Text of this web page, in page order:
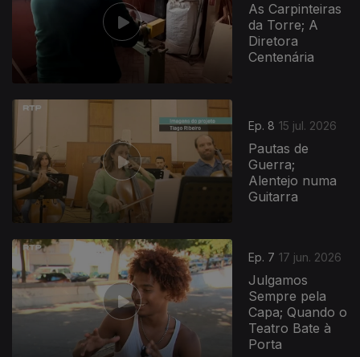
As Carpinteiras
da Torre; A
Diretora
Centenária
Ep. 8 15 jul. 2026
Pautas de
Guerra;
Alentejo numa
Guitarra
Ep. 7 17 jun. 2026
Julgamos
Sempre pela
Capa; Quando o
Teatro Bate à
Porta